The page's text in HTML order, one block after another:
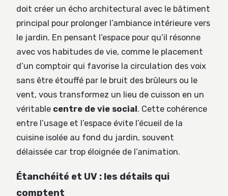
doit créer un écho architectural avec le bâtiment
principal pour prolonger l’ambiance intérieure vers
le jardin. En pensant l’espace pour qu’il résonne
avec vos habitudes de vie, comme le placement
d’un comptoir qui favorise la circulation des voix
sans être étouffé par le bruit des brûleurs ou le
vent, vous transformez un lieu de cuisson en un
véritable centre de vie social. Cette cohérence
entre l’usage et l’espace évite l’écueil de la
cuisine isolée au fond du jardin, souvent
délaissée car trop éloignée de l’animation.
Étanchéité et UV : les détails qui
comptent